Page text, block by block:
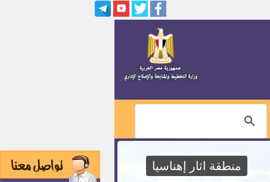
منطقة اثار إهناسيا
وظائف بمصنع ايميا دينيم للملابس
وظائف بجامعة بنى سويف
نتيجة التظلمات بمصلحة الشهر
اسماء المرشحين لوظيفة واعظ